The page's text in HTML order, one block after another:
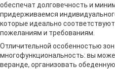
обеспечат долговечность и
придерживаемся
которые идеально
пожеланиям и требованиям.
Отличительной особенностью
многофункциональность: вы
веранде, организовать